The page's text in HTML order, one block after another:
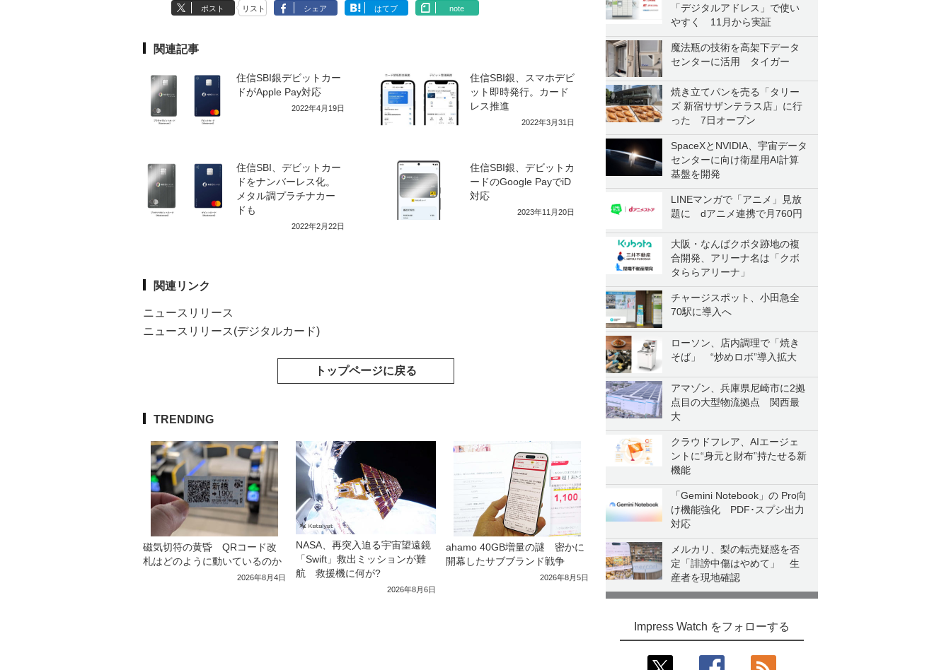
「デジタルアドレス」で使い
やすく 11月から実証
魔法瓶の技術を高架下データ
センターに活用 タイガー
焼き立てパンを売る「タリー
ズ 新宿サザンテラス店」に行
った 7日オープン
SpaceXとNVIDIA、宇宙データ
センターに向け衛星用AI計算
基盤を開発
LINEマンガで「アニメ」見放
題に dアニメ連携で月760円
大阪・なんばクボタ跡地の複
合開発、アリーナ名は「クボ
タららアリーナ」
チャージスポット、小田急全
70駅に導入へ
ローソン、店内調理で「焼き
そば」 “炒めロボ”導入拡大
アマゾン、兵庫県尼崎市に2拠
点目の大型物流拠点 関西最
大
クラウドフレア、AIエージェ
ントに“身元と財布”持たせる新
機能
「Gemini Notebook」の Pro向
け機能強化 PDF･スプシ出力
対応
メルカリ、梨の転売疑惑を否
定「誹謗中傷はやめて」 生
産者を現地確認
Impress Watch をフォローする
ポスト リスト シェア はてブ note
関連記事
住信SBI銀デビットカー
ドがApple Pay対応
2022年4月19日
住信SBI銀、スマホデビ
ット即時発行。カード
レス推進
2022年3月31日
住信SBI、デビットカー
ドをナンバーレス化。
メタル調プラチナカー
ドも
2022年2月22日
住信SBI銀、デビットカ
ードのGoogle PayでiD
対応
2023年11月20日
関連リンク
ニュースリリース
ニュースリリース(デジタルカード)
トップページに戻る
TRENDING
磁気切符の黄昏 QRコード改
札はどのように動いているのか
2026年8月4日
NASA、再突入迫る宇宙望遠鏡
「Swift」救出ミッションが難
航 救援機に何が?
2026年8月6日
ahamo 40GB増量の謎 密かに
開幕したサブブランド戦争
2026年8月5日